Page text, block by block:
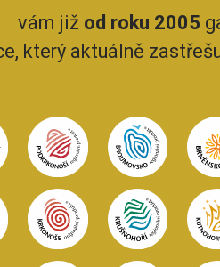
vám již od roku 2005
který aktuálně